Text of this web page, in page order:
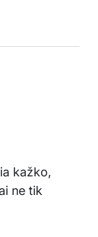
kažko,
ne tik